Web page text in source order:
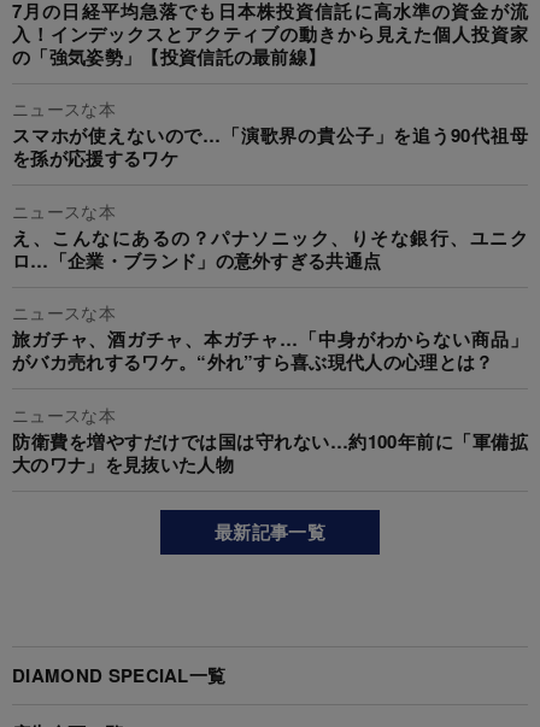
7月の日経平均急落でも日本株投資信託に高水準の資金が流
入！インデックスとアクティブの動きから見えた個人投資家
の「強気姿勢」【投資信託の最前線】
ニュースな本
スマホが使えないので…「演歌界の貴公子」を追う90代祖母
を孫が応援するワケ
ニュースな本
え、こんなにあるの？パナソニック、りそな銀行、ユニク
ロ…「企業・ブランド」の意外すぎる共通点
ニュースな本
旅ガチャ、酒ガチャ、本ガチャ…「中身がわからない商品」
がバカ売れするワケ。“外れ”すら喜ぶ現代人の心理とは？
ニュースな本
防衛費を増やすだけでは国は守れない…約100年前に「軍備拡
大のワナ」を見抜いた人物
最新記事一覧
DIAMOND SPECIAL一覧